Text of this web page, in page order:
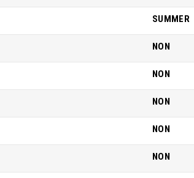
SUMMER
NON
NON
NON
NON
NON